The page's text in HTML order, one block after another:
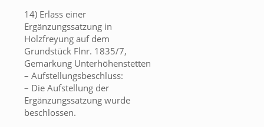
14) Erlass einer
Ergänzungssatzung in
Holzfreyung auf dem
Grundstück Flnr. 1835/7,
Gemarkung Unterhöhenstetten
– Aufstellungsbeschluss:
– Die Aufstellung der
Ergänzungssatzung wurde
beschlossen.